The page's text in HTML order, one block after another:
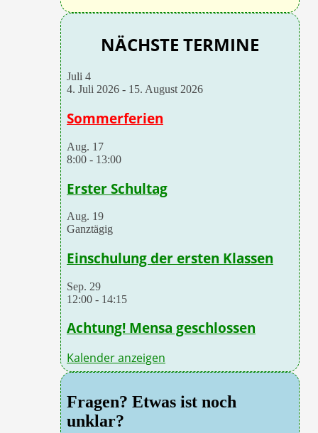
NÄCHSTE TERMINE
Juli 4
4. Juli 2026 - 15. August 2026
Sommerferien
Aug. 17
8:00 - 13:00
Erster Schultag
Aug. 19
Ganztägig
Einschulung der ersten Klassen
Sep. 29
12:00 - 14:15
Achtung! Mensa geschlossen
Kalender anzeigen
Fragen? Etwas ist noch
unklar?